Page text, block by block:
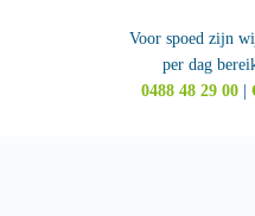
Voor spoed zijn
per dag
0488 48 29 00 |